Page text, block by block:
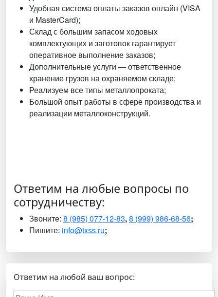
Удобная система оплаты заказов онлайн (VISA
и MasterCard);
Склад с большим запасом ходовых
комплектующих и заготовок гарантирует
оперативное выполнение заказов;
Дополнительные услуги — ответственное
хранение грузов на охраняемом складе;
Реализуем все типы металлопроката;
Большой опыт работы в сфере производства и
реализации металлоконструкций.
Ответим на любые вопросы по
сотрудничеству:
Звоните: 8 (985) 077-12-83,8 (999) 986-68-56;
Пишите: info@txss.ru;
Ответим на любой ваш вопрос: